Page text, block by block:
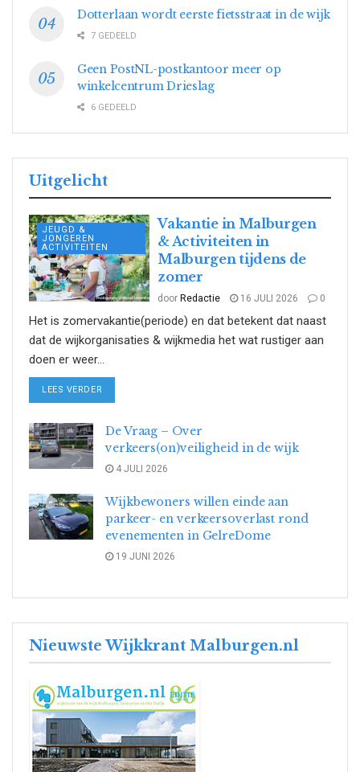
Dotterlaan wordt eerste fietsstraat in de wijk
7 GEDEELD
Geen PostNL-postkantoor meer op
winkelcentrum Drieslag
6 GEDEELD
Uitgelicht
JEUGD &
JONGEREN
ACTIVITEITEN
Vakantie in Malburgen
& Activiteiten in
Malburgen tijdens de
zomer
door Redactie 16 JULI 2026 0
Het is zomervakantie(periode) en dat betekent dat naast
dat de wijkorganisaties & wijkmedia het wat rustiger aan
doen er weer...
LEES VERDER
De Vraag – Over
verkeers(on)veiligheid in de wijk
4 JULI 2026
Wijkbewoners willen einde aan
parkeer- en verkeersoverlast rond
evenementen in GelreDome
19 JUNI 2026
Nieuwste Wijkkrant Malburgen.nl